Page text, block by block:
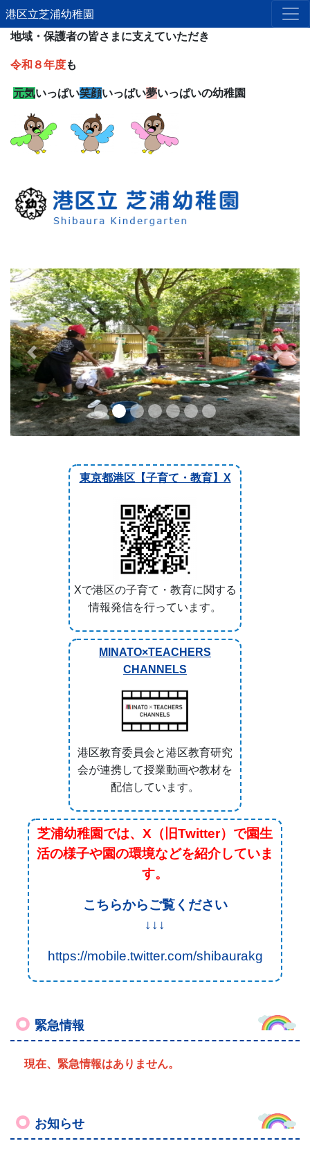
港区立芝浦幼稚園
地域・保護者の皆さまに支えていただき
令和８年度も
元気いっぱい笑顔いっぱい夢いっぱいの幼稚園
Previous Next
東京都港区【子育て・教育】X
Xで港区の子育て・教育に関する
MINATO×TEACHERS
CHANNELS
港区教育委員会と港区教育研究
会が連携して授業動画や教材を
芝浦幼稚園では、X（旧Twitter）で園生
活の様子や園の環境などを紹介していま
す。
↓↓↓
https://mobile.twitter.com/shibaurakg
緊急情報
現在、緊急情報はありません。
お知らせ
２０２７年度（令和９年度）以降に入園を希望す
大勢の皆さまのご参加、誠にありがとうございま
した。